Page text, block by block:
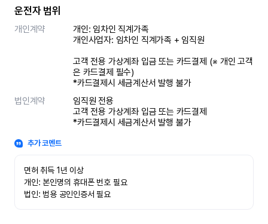
운전자 범위
개인계약
개인: 임차인 직계가족
개인사업자: 임차인 직계가족 + 임직원
고객 전용 가상계좌 입금 또는 카드결제 (※ 개인 고객
은 카드결제 필수)
*카드결제시 세금계산서 발행 불가
법인계약
임직원 전용
고객 전용 가상계좌 입금 또는 카드결제
*카드결제시 세금계산서 발행 불가
추가 코멘트
면허 취득 1년 이상
개인: 본인명의 휴대폰 번호 필요
법인: 범용 공인인증서 필요